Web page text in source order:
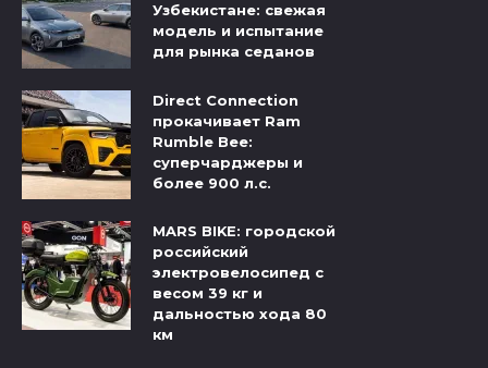
Узбекистане: свежая
модель и испытание
для рынка седанов
Direct Connection
прокачивает Ram
Rumble Bee:
суперчарджеры и
более 900 л.с.
MARS BIKE: городской
российский
электровелосипед с
весом 39 кг и
дальностью хода 80
км